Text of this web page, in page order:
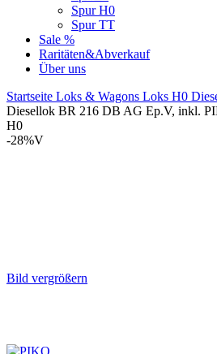
Spur H0
Spur TT
Sale %
Raritäten&Abverkauf
Über uns
Startseite Loks & Wagons Loks H0
Diesellok BR 216 DB AG Ep.V, inkl.
H0
-28%V
Bild vergrößern